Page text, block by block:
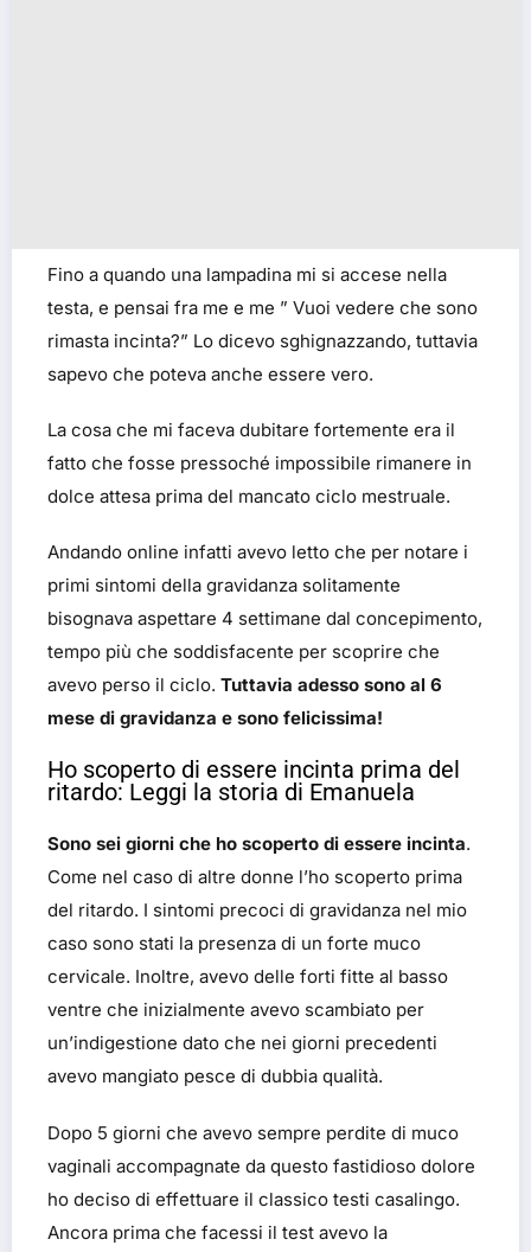
Fino a quando una lampadina mi si accese nella
testa, e pensai fra me e me ” Vuoi vedere che sono
rimasta incinta?” Lo dicevo sghignazzando, tuttavia
sapevo che poteva anche essere vero.
La cosa che mi faceva dubitare fortemente era il
fatto che fosse pressoché impossibile rimanere in
dolce attesa prima del mancato ciclo mestruale.
Andando online infatti avevo letto che per notare i
primi sintomi della gravidanza solitamente
bisognava aspettare 4 settimane dal concepimento,
tempo più che soddisfacente per scoprire che
avevo perso il ciclo. Tuttavia adesso sono al 6
mese di gravidanza e sono felicissima!
Ho scoperto di essere incinta prima del
ritardo: Leggi la storia di Emanuela
Sono sei giorni che ho scoperto di essere incinta.
Come nel caso di altre donne l’ho scoperto prima
del ritardo. I sintomi precoci di gravidanza nel mio
caso sono stati la presenza di un forte muco
cervicale. Inoltre, avevo delle forti fitte al basso
ventre che inizialmente avevo scambiato per
un’indigestione dato che nei giorni precedenti
avevo mangiato pesce di dubbia qualità.
Dopo 5 giorni che avevo sempre perdite di muco
vaginali accompagnate da questo fastidioso dolore
ho deciso di effettuare il classico testi casalingo.
Ancora prima che facessi il test avevo la